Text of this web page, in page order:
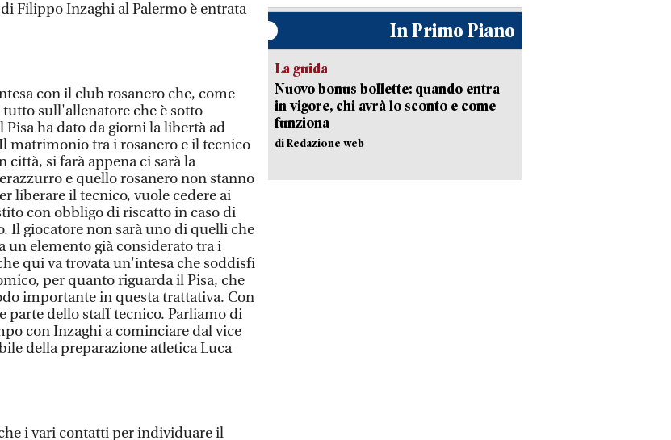
Filippo Inzaghi al Palermo è entrata
con il club rosanero che, come
sull'allenatore che è sotto
ha dato da giorni la libertà ad
matrimonio tra i rosanero e il tecnico
si farà appena ci sarà la
e quello rosanero non stanno
liberare il tecnico, vuole cedere ai
con obbligo di riscatto in caso di
Il giocatore non sarà uno di quelli che
un elemento già considerato tra i
qui va trovata un'intesa che soddisfi
per quanto riguarda il Pisa, che
importante in questa trattativa. Con
parte dello staff tecnico. Parliamo di
con Inzaghi a cominciare dal vice
della preparazione atletica Luca
i vari contatti per individuare il
In Primo Piano
La guida
Nuovo bonus bollette: quando entra
in vigore, chi avrà lo sconto e come
funziona
di Redazione web